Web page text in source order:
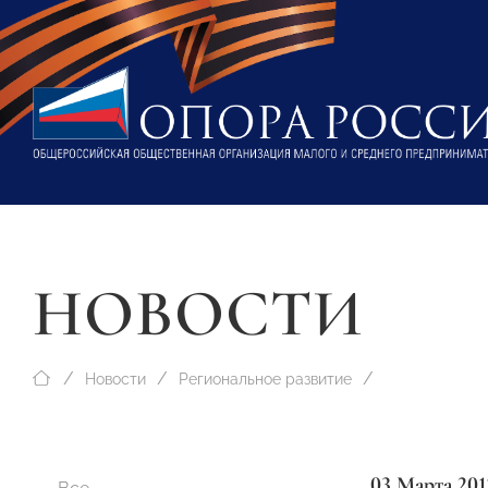
НОВОСТИ
Новости Региональное развитие